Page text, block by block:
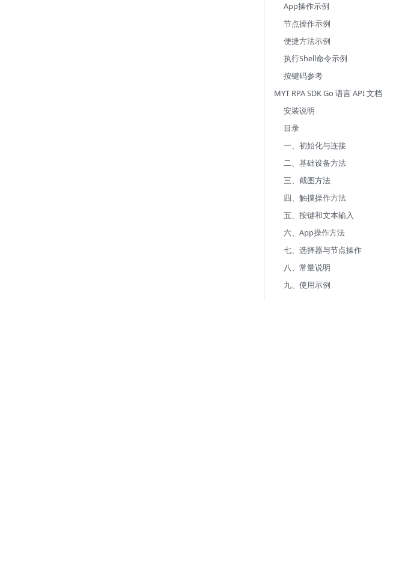
App操作示例
节点操作示例
便捷方法示例
执行Shell命令示例
按键码参考
MYT RPA SDK Go 语言 API 文档
安装说明
目录
一、初始化与连接
二、基础设备方法
三、截图方法
四、触摸操作方法
五、按键和文本输入
六、App操作方法
七、选择器与节点操作
八、常量说明
九、使用示例